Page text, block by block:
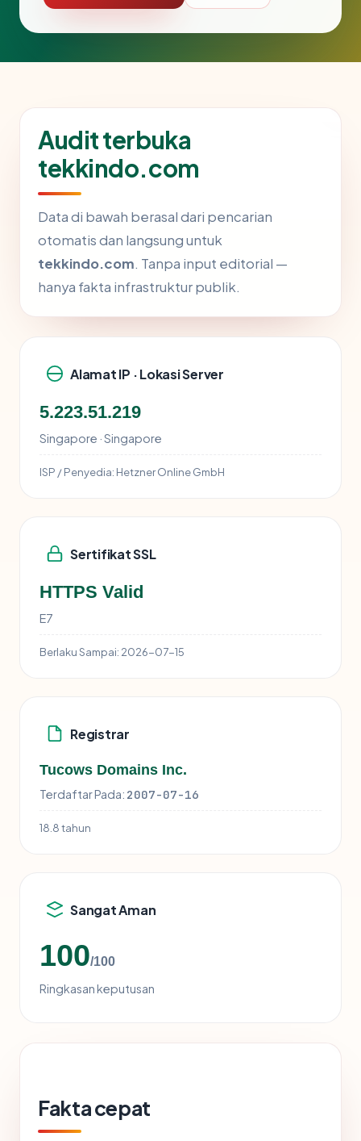
Audit terbuka
tekkindo.com
Data di bawah berasal dari pencarian
otomatis dan langsung untuk
tekkindo.com. Tanpa input editorial —
hanya fakta infrastruktur publik.
Alamat IP · Lokasi Server
5.223.51.219
Singapore · Singapore
ISP / Penyedia: Hetzner Online GmbH
Sertifikat SSL
HTTPS Valid
E7
Berlaku Sampai: 2026-07-15
Registrar
Tucows Domains Inc.
Terdaftar Pada: 2007-07-16
18.8 tahun
Sangat Aman
100/100
Ringkasan keputusan
Fakta cepat